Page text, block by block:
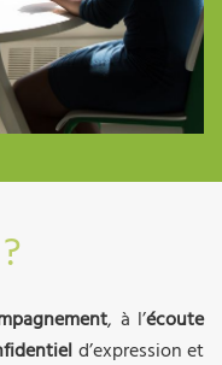
, à l’écoute
d’expression et